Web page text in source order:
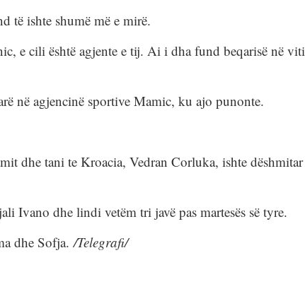
të ishte shumë më e mirë.
e cili është agjente e tij. Ai i dha fund beqarisë në
në agjencinë sportive Mamic, ku ajo punonte.
dhe tani te Kroacia, Vedran Corluka, ishte
Ivano dhe lindi vetëm tri javë pas martesës së tyre.
dhe Sofja./Telegrafi/